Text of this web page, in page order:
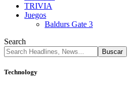
TRIVIA
Juegos
Baldurs Gate 3
Search
Technology